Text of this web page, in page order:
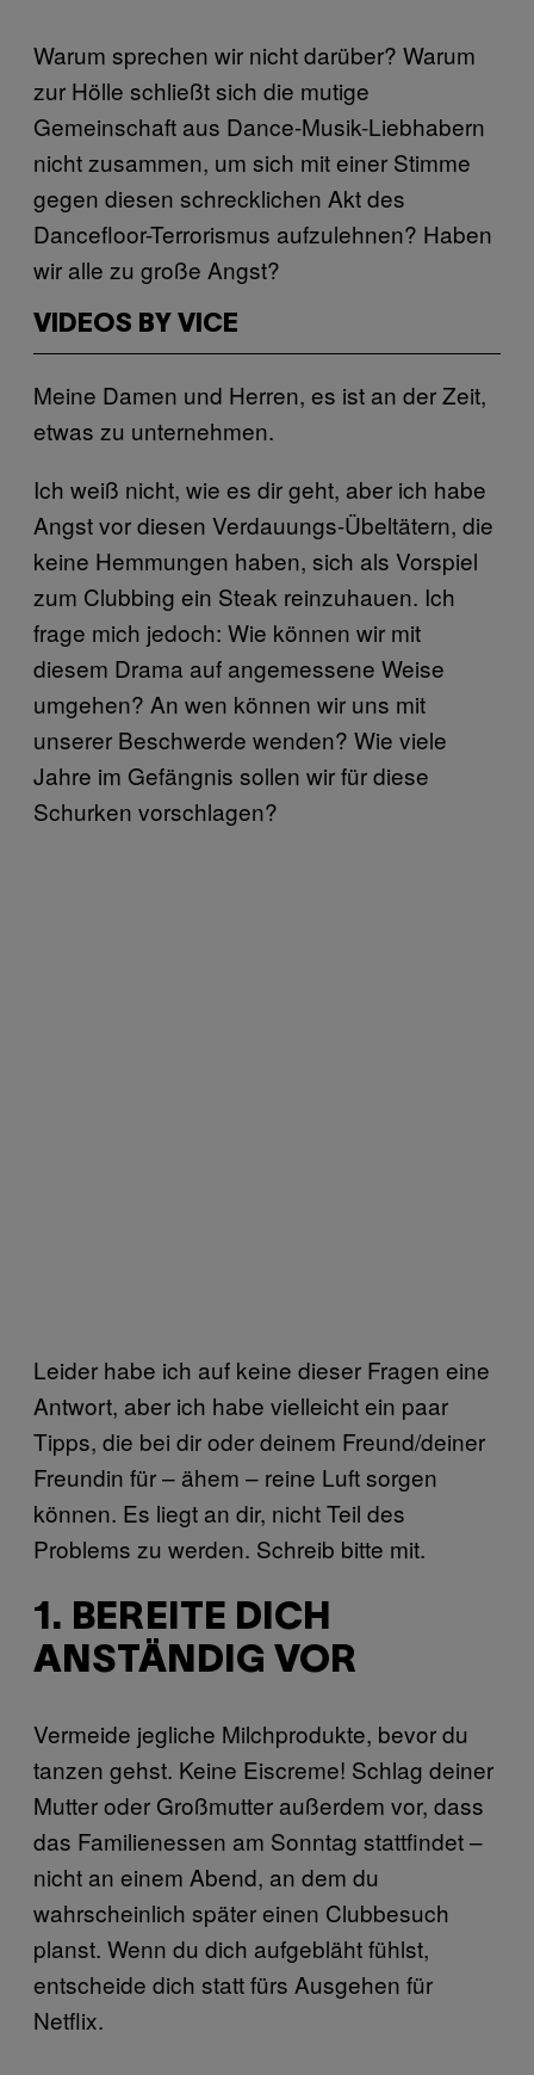
Warum sprechen wir nicht darüber? Warum
zur Hölle schließt sich die mutige
Gemeinschaft aus Dance-Musik-Liebhabern
nicht zusammen, um sich mit einer Stimme
gegen diesen schrecklichen Akt des
Dancefloor-Terrorismus aufzulehnen? Haben
wir alle zu große Angst?
VIDEOS BY VICE
Meine Damen und Herren, es ist an der Zeit,
etwas zu unternehmen.
Ich weiß nicht, wie es dir geht, aber ich habe
Angst vor diesen Verdauungs-Übeltätern, die
keine Hemmungen haben, sich als Vorspiel
zum Clubbing ein Steak reinzuhauen. Ich
frage mich jedoch: Wie können wir mit
diesem Drama auf angemessene Weise
umgehen? An wen können wir uns mit
unserer Beschwerde wenden? Wie viele
Jahre im Gefängnis sollen wir für diese
Schurken vorschlagen?
Leider habe ich auf keine dieser Fragen eine
Antwort, aber ich habe vielleicht ein paar
Tipps, die bei dir oder deinem Freund/deiner
Freundin für – ähem – reine Luft sorgen
können. Es liegt an dir, nicht Teil des
Problems zu werden. Schreib bitte mit.
1. BEREITE DICH
ANSTÄNDIG VOR
Vermeide jegliche Milchprodukte, bevor du
tanzen gehst. Keine Eiscreme! Schlag deiner
Mutter oder Großmutter außerdem vor, dass
das Familienessen am Sonntag stattfindet –
nicht an einem Abend, an dem du
wahrscheinlich später einen Clubbesuch
planst. Wenn du dich aufgebläht fühlst,
entscheide dich statt fürs Ausgehen für
Netflix.